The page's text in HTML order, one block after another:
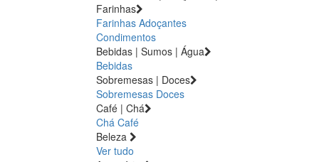
Farinhas
Farinhas Adoçantes
Condimentos
Bebidas | Sumos | Água
Bebidas
Sobremesas | Doces
Sobremesas Doces
Café | Chá
Chá Café
Beleza
Ver tudo